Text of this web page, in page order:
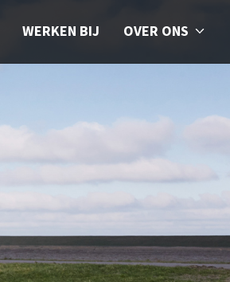
WERKEN BIJ OVER ONS